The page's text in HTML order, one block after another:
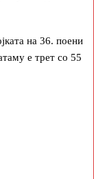
на 36. поени
е трет со 55